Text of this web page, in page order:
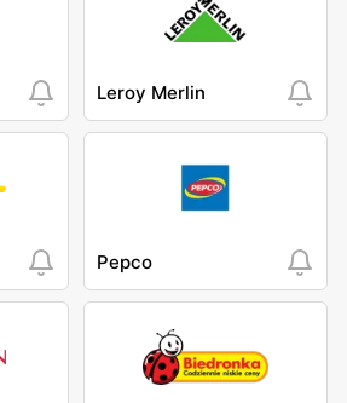
Leroy Merlin
Pepco